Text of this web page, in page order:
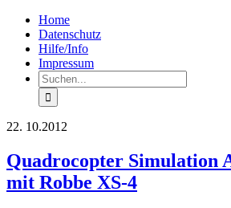
Zum
Inhalt
springen
FacebookHome
Datenschutz
Hilfe/Info
Impressum
Suche
nach:
22. 10.2012
Quadrocopter Simulation
mit Robbe XS-4